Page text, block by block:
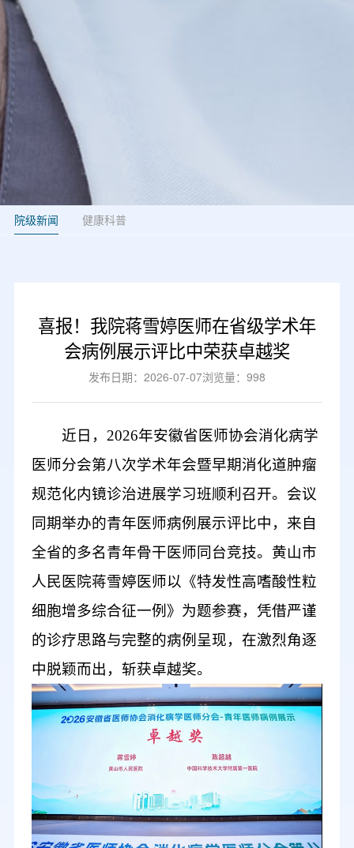
院级新闻 健康科普
喜报！我院蒋雪婷医师在省级学术年
会病例展示评比中荣获卓越奖
发布日期：2026-07-07浏览量：998
近日， 2026年安徽省医师协会消化病学
医师分会第八次学术年会暨早期消化道肿瘤
规范化内镜诊治进展学习班顺利 召开。会议
同期举办的青年医师病例展示评比中 ， 来自
全省的多名青年骨干医师同台竞技。黄山市
人民医院蒋雪婷医师以 《特发性高嗜酸性粒
细胞增多综合征一例》 为题参赛，凭借严谨
的诊疗思路与完整的病例 呈现，在激烈角逐
中脱颖而出，斩获卓越奖。